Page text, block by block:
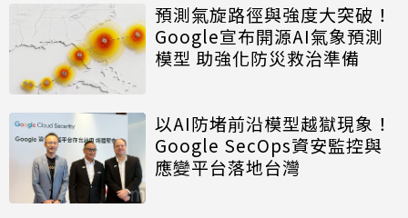
預測氣旋路徑與強度大突破！
Google宣布開源AI氣象預測
模型 助強化防災救治準備
以AI防堵前沿模型越獄現象！
Google SecOps資安監控與
應變平台落地台灣